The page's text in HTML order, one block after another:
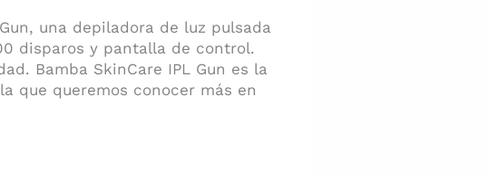
una depiladora de luz pulsada
disparos y pantalla de control.
Bamba SkinCare IPL Gun es la
que queremos conocer más en